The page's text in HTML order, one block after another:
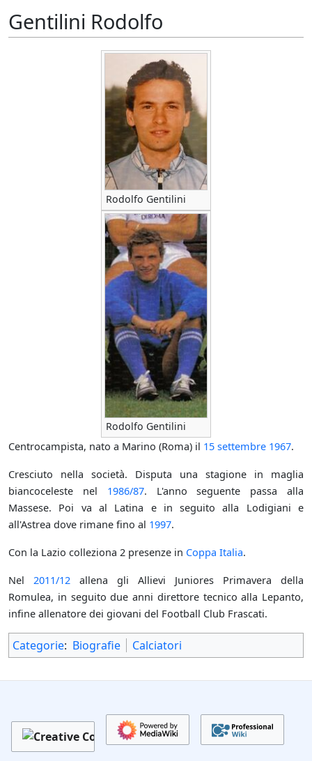
Gentilini Rodolfo
Rodolfo Gentilini
Rodolfo Gentilini
Centrocampista, nato a Marino (Roma) il 15 settembre 1967.
Cresciuto nella società. Disputa una stagione in maglia
biancoceleste nel 1986/87. L'anno seguente passa alla
Massese. Poi va al Latina e in seguito alla Lodigiani e
all'Astrea dove rimane fino al 1997.
Con la Lazio colleziona 2 presenze in Coppa Italia.
Nel 2011/12 allena gli Allievi Juniores Primavera della
Romulea, in seguito due anni direttore tecnico alla Lepanto,
infine allenatore dei giovani del Football Club Frascati.
Categorie: Biografie Calciatori